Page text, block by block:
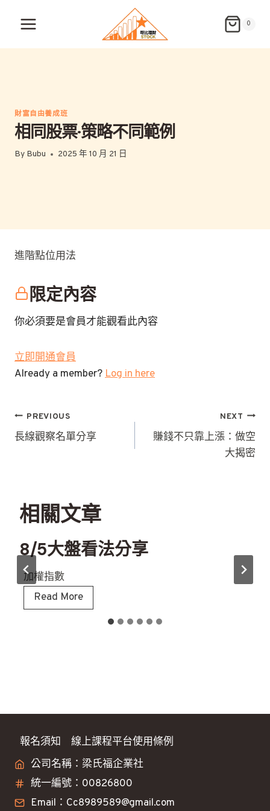
0
財富自由養成班
相同股票·策略不同範例
By Bubu 2025 年 10 月 21 日
進階點位用法
限定內容
你必須要是會員才能觀看此內容
立即開通會員
Already a member?Log in here
文
章
PREVIOUS
長線觀察名單分享
NEXT
賺錢不只靠上漲：做空
大揭密
相關文章
8/5大盤看法分享
加權指數
Read More8
/
分
報名須知
線上課程平台使用條例
公司名稱：梁氏福企業社
統一編號：00826800
Email：Cc8989589@gmail.com